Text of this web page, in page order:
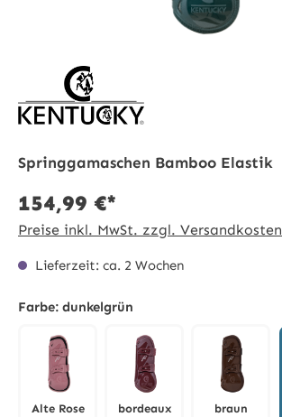
Springgamaschen Bamboo Elastik
154,99 €*
Preise inkl. MwSt. zzgl. Versandkosten
Lieferzeit: ca. 2 Wochen
Farbe: dunkelgrün
Alte Rose bordeaux braun